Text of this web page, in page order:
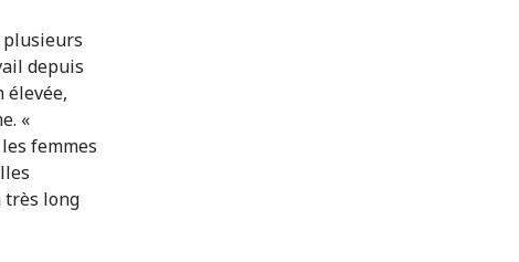
plusieurs
depuis
élevée,
«
femmes
très long